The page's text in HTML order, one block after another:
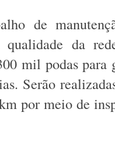
de
da
mil podas
Serão
por meio de